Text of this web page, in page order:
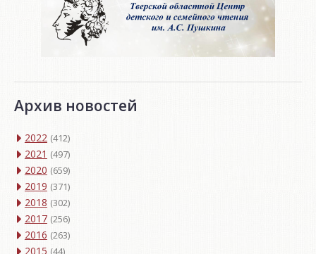
Архив новостей
2022 (412)
2021 (497)
2020 (659)
2019 (371)
2018 (302)
2017 (256)
2016 (263)
2015 (44)